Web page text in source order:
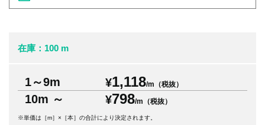
在庫：100 m
1～9m ¥1,118/m（税抜）
10m ～ ¥798/m（税抜）
※単価は［m］×［本］の合計により決定されます。